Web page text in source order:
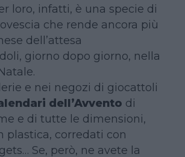
loro, infatti, è una specie di
che rende ancora più
dell’attesa
giorno dopo giorno, nella
e nei negozi di giocattoli
dell’Avvento di
e di tutte le dimensioni,
plastica, corredati con
Se, però, ne avete la